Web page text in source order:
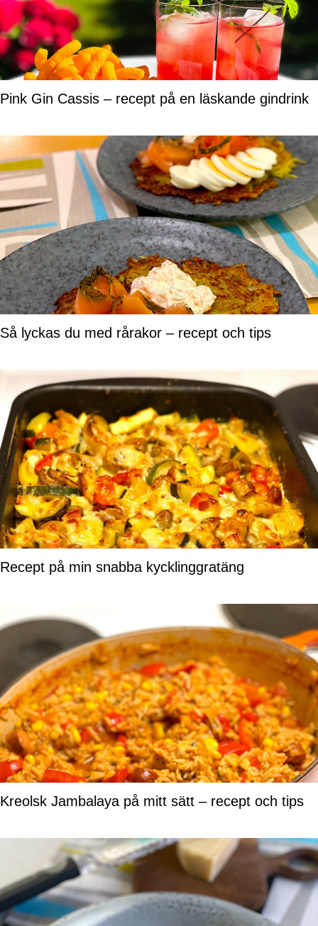
Pink Gin Cassis – recept på en läskande gindrink
Så lyckas du med rårakor – recept och tips
Recept på min snabba kycklinggratäng
Kreolsk Jambalaya på mitt sätt – recept och tips